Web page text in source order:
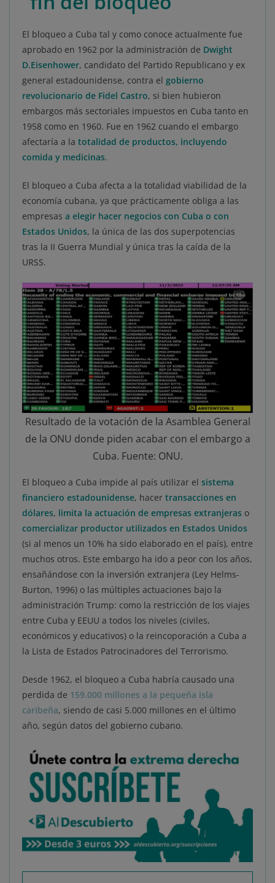
El bloqueo a Cuba tal y como conoce actualmente fue
aprobado en 1962 por la administración de Dwight
D.Eisenhower, candidato del Partido Republicano y ex
general estadounidense, contra el gobierno
revolucionario de Fidel Castro, si bien hubieron
embargos más sectoriales impuestos en Cuba tanto en
1958 como en 1960. Fue en 1962 cuando el embargo
afectaría a la totalidad de productos, incluyendo
comida y medicinas.
El bloqueo a Cuba afecta a la totalidad viabilidad de la
economía cubana, ya que prácticamente obliga a las
empresas a elegir hacer negocios con Cuba o con
Estados Unidos, la única de las dos superpotencias
tras la II Guerra Mundial y única tras la caída de la
URSS.
Resultado de la votación de la Asamblea General
de la ONU donde piden acabar con el embargo a
Cuba. Fuente: ONU.
El bloqueo a Cuba impide al país utilizar el sistema
financiero estadounidense, hacer transacciones en
dólares, limita la actuación de empresas extranjeras o
comercializar productor utilizados en Estados Unidos
(si al menos un 10% ha sido elaborado en el país), entre
muchos otros. Este embargo ha ido a peor con los años,
ensañándose con la inversión extranjera (Ley Helms-
Burton, 1996) o las múltiples actuaciones bajo la
administración Trump: como la restricción de los viajes
entre Cuba y EEUU a todos los niveles (civiles,
económicos y educativos) o la reincoporación a Cuba a
la Lista de Estados Patrocinadores del Terrorismo.
Desde 1962, el bloqueo a Cuba habría causado una
perdida de 159.000 millones a la pequeña isla
caribeña, siendo de casi 5.000 millones en el último
año, según datos del gobierno cubano.